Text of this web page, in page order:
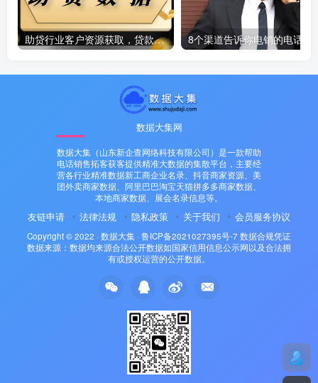
助贷行业客户资源获取，贷款行业客户数据？精准数据定制[人工定制]
数据大集网
数据大集（山东新企查网络科技有限公司）是一款帮助
电话销售拓客获客提供精准大数据的集散平台，主要经
营各行业精准数据新工商企业名录、抖音商家资源、美
团外卖商家数据、阿里巴巴淘宝天猫拼多多商家数据、
本地商家数据、展会名录信息等。
友链申请 法律法规 隐私政策 关于我们 会员服务协议
Copyright © 2022 · 数据大集 · 鲁ICP备2021027395号-7 数据合规凭证
数据来源：数据均来源合法公开数据如国家信用信息公示网以及合法拥
有或授权运营的公开数据。